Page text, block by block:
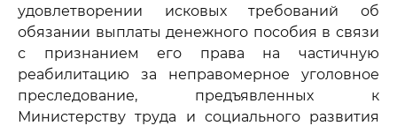
удовлетворении исковых требований об
обязании выплаты денежного пособия в связи
с признанием его права на частичную
реабилитацию за неправомерное уголовное
преследование, предъявленных к
Министерству труда и социального развития